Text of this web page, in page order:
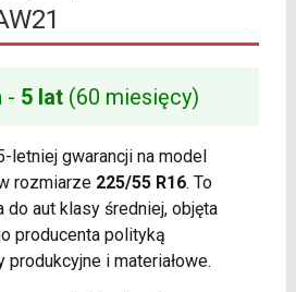
- 5 lat (60 miesięcy)
letniej gwarancji na model
rozmiarze 225/55 R16. To
do aut klasy średniej, objęta
producenta polityką
produkcyjne i materiałowe.